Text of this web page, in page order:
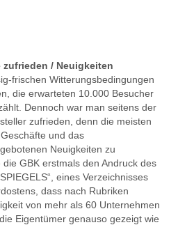
/ Neuigkeiten
frischen Witterungsbedingungen
die erwarteten 10.000 Besucher
Dennoch war man seitens der
zufrieden, denn die meisten
und das
Neuigkeiten zu
GBK erstmals den Andruck des
eines Verzeichnisses
dass nach Rubriken
von mehr als 60 Unternehmen
Eigentümer genauso gezeigt wie